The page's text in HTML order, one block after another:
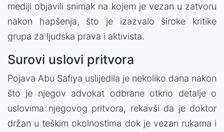
mediji objavili snimak na kojem je vezan u zatvoru
nakon hapšenja, što je izazvalo široke kritike
grupa za ljudska prava i aktivista.
Surovi uslovi pritvora
Pojava Abu Safiya uslijedila je nekoliko dana nakon
što je njegov advokat odbrane otkrio detalje o
uslovima njegovog pritvora, rekavši da je doktor
držan u teškim okolnostima dok je vezan rukama i